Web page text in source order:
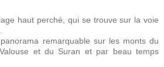
haut perché, qui se trouve sur la voie
remarquable sur les monts du
et du Suran et par beau temps